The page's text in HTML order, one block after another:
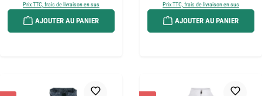
Prix TTC, frais de livraison en sus
AJOUTER AU PANIER
Prix TTC, frais de livraison en sus
AJOUTER AU PANIER